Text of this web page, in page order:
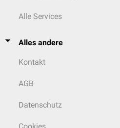
Alle Services
Alles andere
Kontakt
AGB
Datenschutz